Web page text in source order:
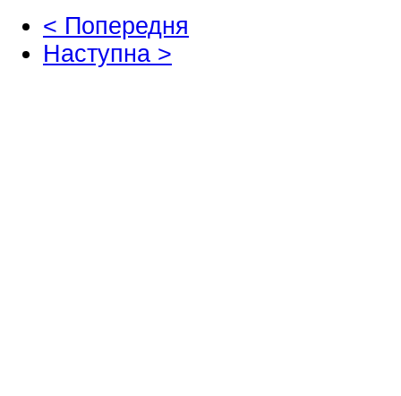
< Попередня
Наступна >